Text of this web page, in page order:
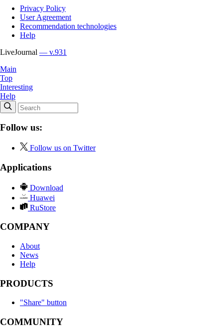
Privacy Policy
User Agreement
Recommendation technologies
Help
LiveJournal — v.931
Main
Top
Interesting
Help
Follow us:
Follow us on Twitter
Applications
Download
Huawei
RuStore
COMPANY
About
News
Help
PRODUCTS
"Share" button
COMMUNITY